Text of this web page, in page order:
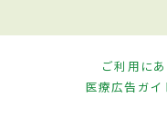
ご利用に
医療広告ガ